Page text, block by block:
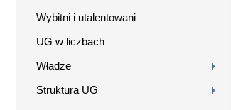
Wybitni i utalentowani
UG w liczbach
Władze
Struktura UG